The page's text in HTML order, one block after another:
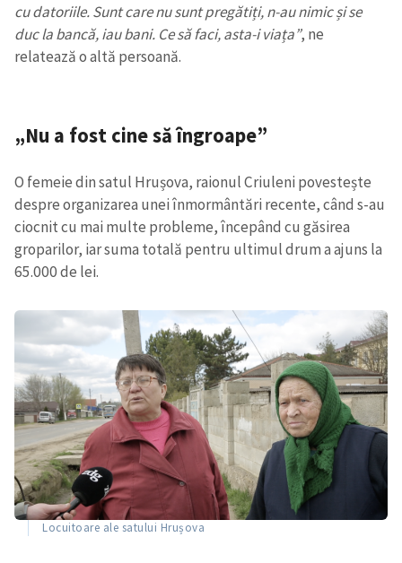
cu datoriile. Sunt care nu sunt pregătiți, n-au nimic și se
duc la bancă, iau bani. Ce să faci, asta-i viața”, ne
relatează o altă persoană.
„Nu a fost cine să îngroape”
O femeie din satul Hrușova, raionul Criuleni povestește
despre organizarea unei înmormântări recente, când s-au
ciocnit cu mai multe probleme, începând cu găsirea
groparilor, iar suma totală pentru ultimul drum a ajuns la
65.000 de lei.
Locuitoare ale satului Hrușova